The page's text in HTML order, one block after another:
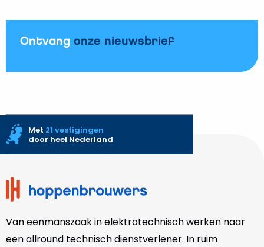
Ontvang onze nieuwsbrief
Site
Met 21 vestigingen
door heel Nederland
Van eenmanszaak in elektrotechnisch werken naar
een allround technisch dienstverlener. In ruim